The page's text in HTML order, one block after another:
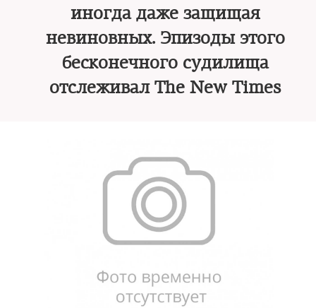
иногда даже защищая
невиновных. Эпизоды этого
бесконечного судилища
отслеживал The New Times